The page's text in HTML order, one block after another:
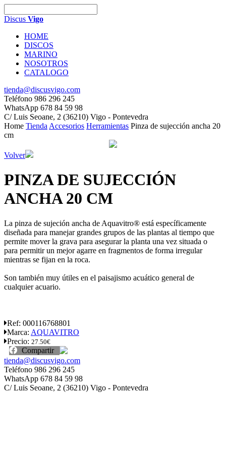
Discus Vigo
HOME
DISCOS
MARINO
NOSOTROS
CATALOGO
tienda@discusvigo.com
Teléfono 986 296 245
WhatsApp 678 84 59 98
C/ Luis Seoane, 2 (36210) Vigo - Pontevedra
Home Tienda Accesorios Herramientas Pinza de sujección ancha 20
cm
Volver
PINZA DE SUJECCIÓN
ANCHA 20 CM
La pinza de sujeción ancha de Aquavitro® está específicamente
diseñada para manejar grandes grupos de las plantas al tiempo que
permite mover la grava para asegurar la planta una vez situada o
para permitir un mejor agarre en fragmentos de forma irregular
mientras se fijan en la roca.
Son también muy útiles en el paisajismo acuático general de
cualquier acuario.
Ref: 000116768801
Marca: AQUAVITRO
Precio: 27.50€
Compartir
tienda@discusvigo.com
Teléfono 986 296 245
WhatsApp 678 84 59 98
C/ Luis Seoane, 2 (36210) Vigo - Pontevedra